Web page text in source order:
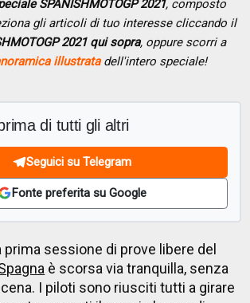
SPANISHMOTOGP 2021, composto
gli articoli di tuo interesse cliccando il
2021 qui sopra, oppure scorri a
illustratadell'intero speciale!
di tutti gli altri
Seguici su Telegram
Fonte preferita su Google
prima sessione di prove libere del
è scorsa via tranquilla, senza
I piloti sono riusciti tutti a girare